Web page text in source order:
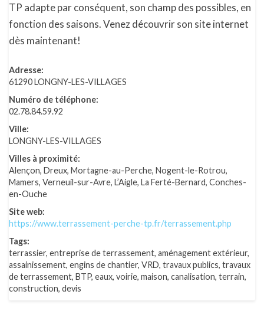
TP adapte par conséquent, son champ des possibles, en
fonction des saisons. Venez découvrir son site internet
dès maintenant!
Adresse:
61290 LONGNY-LES-VILLAGES
Numéro de téléphone:
02.78.84.59.92
Ville:
LONGNY-LES-VILLAGES
Villes à proximité:
Alençon, Dreux, Mortagne-au-Perche, Nogent-le-Rotrou,
Mamers, Verneuil-sur-Avre, L’Aigle, La Ferté-Bernard, Conches-
en-Ouche
Site web:
https://www.terrassement-perche-tp.fr/terrassement.php
Tags:
terrassier, entreprise de terrassement, aménagement extérieur,
assainissement, engins de chantier, VRD, travaux publics, travaux
de terrassement, BTP, eaux, voirie, maison, canalisation, terrain,
construction, devis